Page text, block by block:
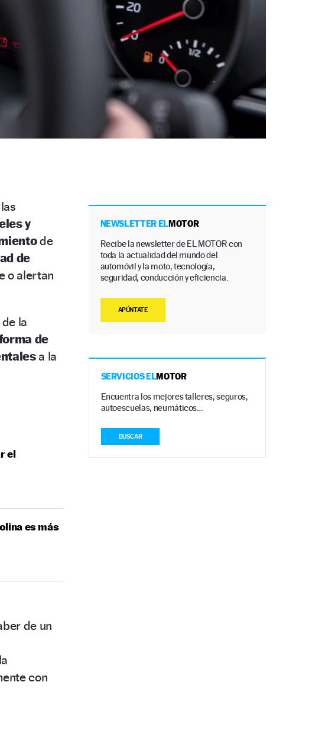
y
de
de
o alertan
la
de
a la
el
es más
de un
con
NEWSLETTER ELMOTOR
Recibe la newsletter de EL MOTOR con
toda la actualidad del mundo del
automóvil y la moto, tecnología,
seguridad, conducción y eficiencia.
APÚNTATE
SERVICIOS ELMOTOR
Encuentra los mejores talleres, seguros,
autoescuelas, neumáticos…
BUSCAR